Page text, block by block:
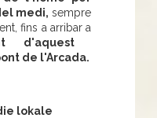
medi, sempre
fins a arribar a
d'aquest
de l'Arcada.
lokale